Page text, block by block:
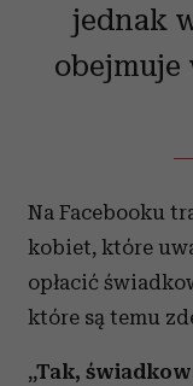
jednak
obejmuje
Na Facebooku
kobiet, które
opłacić
które są temu
„Tak,